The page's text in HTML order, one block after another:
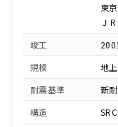
東
Ｊ
竣工
規模
地
耐震基準
新
構造